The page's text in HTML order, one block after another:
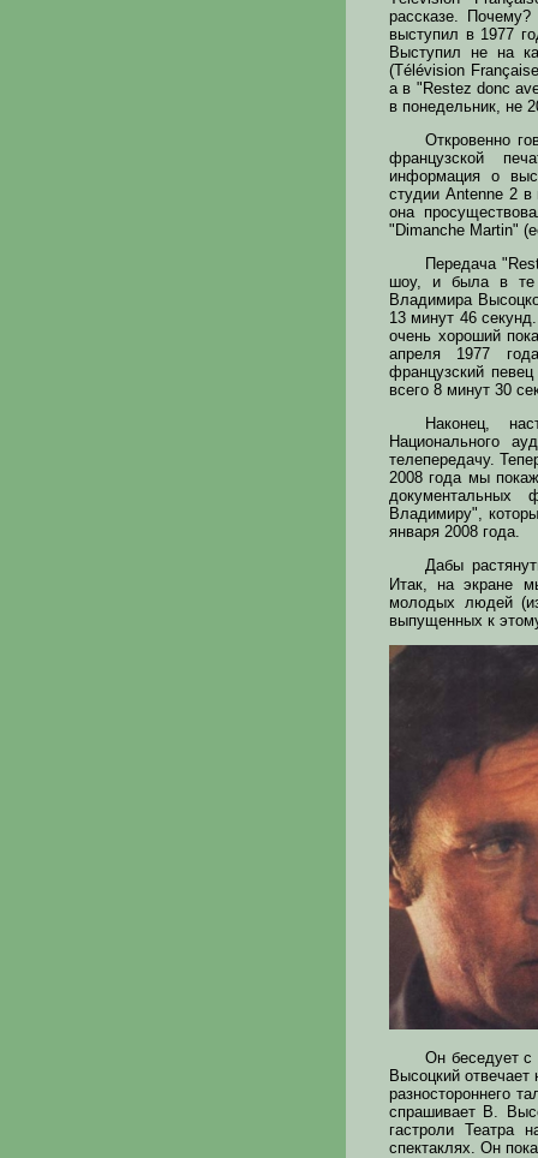
рассказе.
выступил в 1977
Выступил не на
(Télévision
а в "Restez donc
в понедельник, не
Откровенно
французской
информация о
студии Antenne 2 в
она
"Dimanche Martin"
Передача
шоу, и была в те
Владимира
13 минут 46
очень хороший
апреля 1977
французский
всего 8 минут 30
Наконец,
Национального
телепередачу.
2008 года мы
Владимиру",
января 2008 года.
Дабы
Итак, на экране
молодых людей
выпущенных к
Он беседует
Высоцкий
разностороннего
спрашивает В.
гастроли Театра
спектаклях. Он